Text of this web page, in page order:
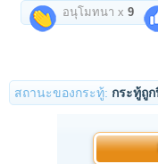
อนุโมทนา x9
สถานะของกระทู้: กระทู้ถู